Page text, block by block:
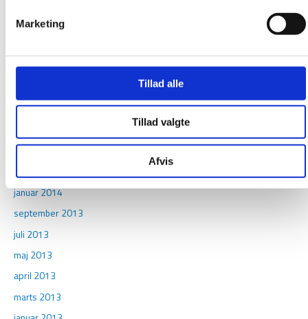
Marketing
Tillad alle
Tillad valgte
Afvis
april 2015
december 2014
august 2014
april 2014
januar 2014
september 2013
juli 2013
maj 2013
april 2013
marts 2013